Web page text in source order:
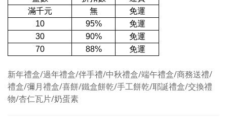
滿千元
無
免運
10
95%
免運
30
90%
免運
70
88% 免運
新年禮盒/過年禮盒/伴手禮/中秋禮盒/端午禮盒/商務送禮/
禮盒/彌月禮盒/喜餅/鐵盒餅乾/手工餅乾/耶誕禮盒/交換禮
物/杏仁瓦片/奶蛋素